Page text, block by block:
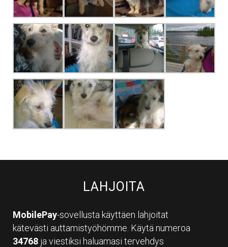
LAHJOITA
MobilePay-sovellusta käyttäen lahjoitat
kätevästi auttamistyöhömme. Käytä numeroa
34768 ja viestiksi haluamasi tervehdys